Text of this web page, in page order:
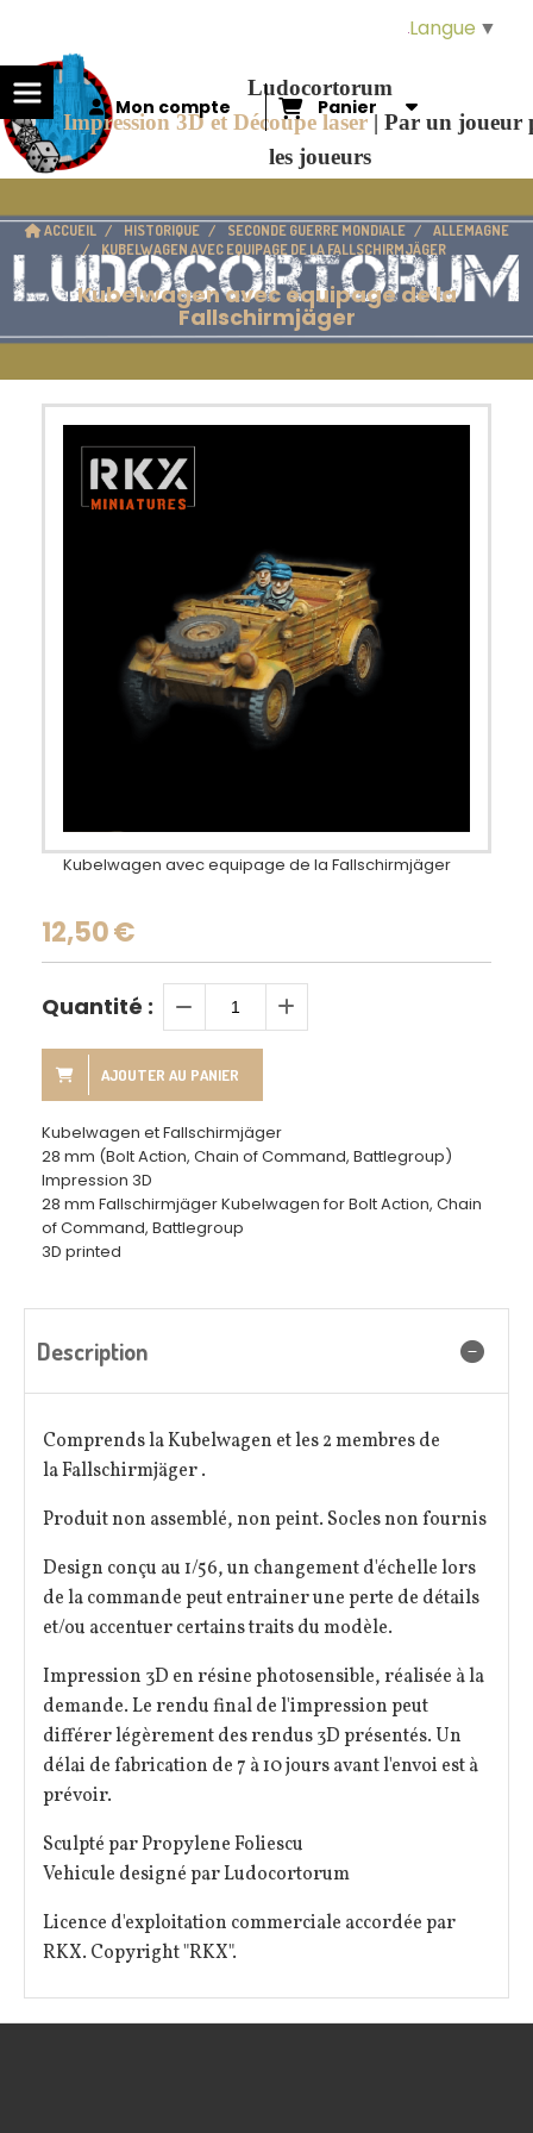
Ludocortorum
Impression 3D et Découpe laser |Par un joueur
les joueurs
Mon compte Panier
ACCUEIL HISTORIQUE SECONDE GUERRE MONDIALE
ALLEMAGNE
KUBELWAGEN AVEC EQUIPAGE DE LA FALLSCHIRMJÄGER
Kubelwagen avec equipage de la
Fallschirmjäger
Kubelwagen avec equipage de la Fallschirmjäger
12,50€
Quantité :
AJOUTER AU PANIER
Kubelwagen et Fallschirmjäger
28 mm (Bolt Action, Chain of Command, Battlegroup)
Impression 3D
28 mm Fallschirmjäger Kubelwagen for Bolt Action, Chain
of Command, Battlegroup
3D printed
Description
Comprends la Kubelwagen et les 2 membres de
la Fallschirmjäger .
Produit non assemblé, non peint. Socles non fournis
Design conçu au 1/56, un changement d'échelle lors
de la commande peut entrainer une perte de détails
et/ou accentuer certains traits du modèle.
Impression 3D en résine photosensible, réalisée à la
demande. Le rendu final de l'impression peut
différer légèrement des rendus 3D présentés. Un
délai de fabrication de 7 à 10 jours avant l'envoi est à
prévoir.
Sculpté par Propylene Foliescu
Vehicule designé par Ludocortorum
Licence d'exploitation commerciale accordée par
RKX. Copyright "RKX".
Langue ▼